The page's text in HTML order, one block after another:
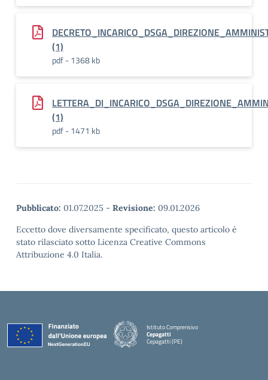
(1)
pdf - 1368 kb
(1)
pdf - 1471 kb
Pubblicato: 01.07.2025 - Revisione: 09.01.2026
Eccetto dove diversamente specificato, questo articolo è
stato rilasciato sotto Licenza Creative Commons
Attribuzione 4.0 Italia.
Istituto Comprensivo
Cepagatti
Cepagatti (PE)
— Visita la pagina iniziale della scuola